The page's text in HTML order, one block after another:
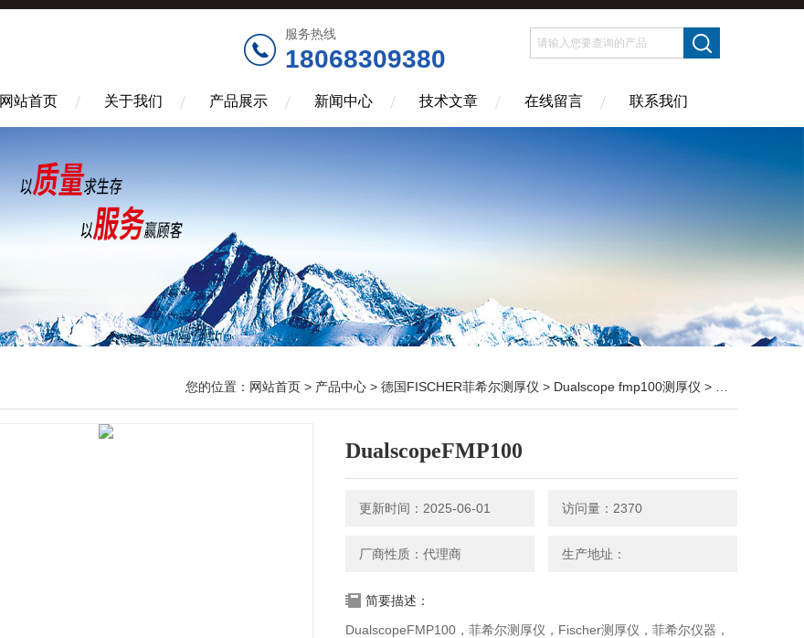
服务热线
18068309380
网站首页 关于我们 产品展示 新闻中心 技术文章 在线留言 联系我们
您的位置： 网站首页 > 产品中心 > 德国FISCHER菲希尔测厚仪 > Dualscope fmp100测厚仪 > DualscopeFMP100
DualscopeFMP100
更新时间：2025-06-01 访问量：2370
厂商性质：代理商 生产地址：
简要描述：
DualscopeFMP100，菲希尔测厚仪，Fischer测厚仪，菲希尔仪器，